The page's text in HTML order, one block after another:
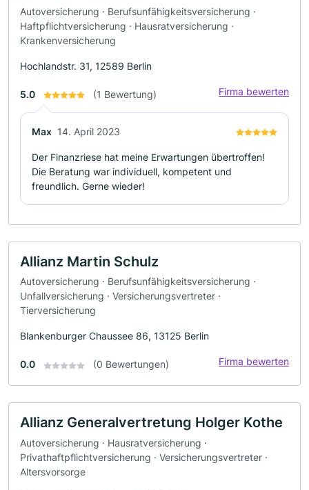
Autoversicherung · Berufsunfähigkeitsversicherung ·
Haftpflichtversicherung · Hausratversicherung ·
Krankenversicherung
Hochlandstr. 31, 12589 Berlin
5.0 (1 Bewertung) Firma bewerten
Max 14. April 2023
Der Finanzriese hat meine Erwartungen übertroffen!
Die Beratung war individuell, kompetent und
freundlich. Gerne wieder!
Allianz Martin Schulz
Autoversicherung · Berufsunfähigkeitsversicherung ·
Unfallversicherung · Versicherungsvertreter ·
Tierversicherung
Blankenburger Chaussee 86, 13125 Berlin
0.0 (0 Bewertungen) Firma bewerten
Allianz Generalvertretung Holger Kothe
Autoversicherung · Hausratversicherung ·
Privathaftpflichtversicherung · Versicherungsvertreter ·
Altersvorsorge